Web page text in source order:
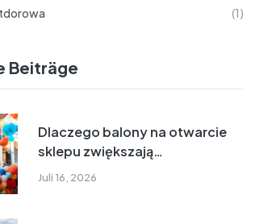
(1)
Beiträge
Juli 16, 2026
Dlaczego balony na otwarcie
sklepu zwiększają
zainteresowanie nowym